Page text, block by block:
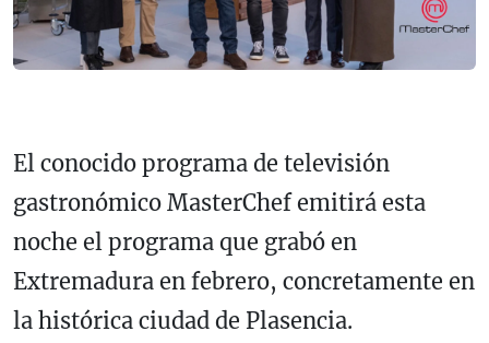
El conocido programa de televisión
gastronómico MasterChef emitirá esta
noche el programa que grabó en
Extremadura en febrero, concretamente en
la histórica ciudad de Plasencia.